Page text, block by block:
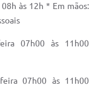
às 12h * Em mãos:
07h00 às 11h00
07h00 às 11h00